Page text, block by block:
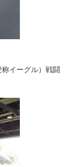
イーグル）戦闘